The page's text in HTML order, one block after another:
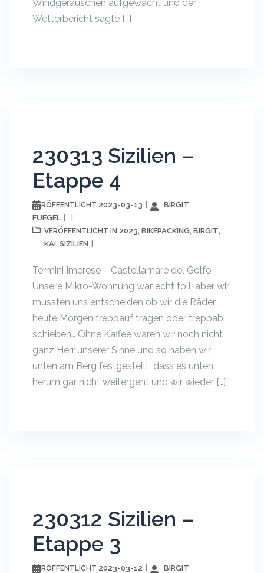
Windgeräuschen aufgewacht und der
Wetterbericht sagte […]
230313 Sizilien –
Etappe 4
VERÖFFENTLICHT 2023-03-13
BIRGIT
FUEGEL
VERÖFFENTLICHT IN 2023, BIKEPACKING, BIRGIT,
KAI, SIZILIEN
Termini Imerese – Castellamare del Golfo
Unsere Mikro-Wohnung war echt toll, aber wir
mussten uns entscheiden ob wir die Räder
heute Morgen treppauf tragen oder treppab
schieben… Ohne Kaffee waren wir noch nicht
ganz Herr unserer Sinne und so haben wir
unten am Berg festgestellt, dass es unten
herum gar nicht weitergeht und wir wieder […]
230312 Sizilien –
Etappe 3
VERÖFFENTLICHT 2023-03-12
BIRGIT